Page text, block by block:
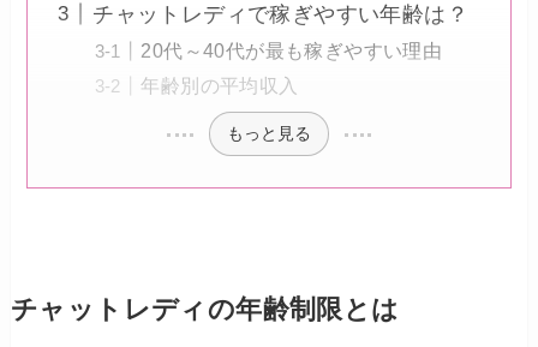
チャットレディで稼ぎやすい年齢は？
20代～40代が最も稼ぎやすい理由
年齢別の平均収入
もっと見る
チャットレディの年齢制限とは